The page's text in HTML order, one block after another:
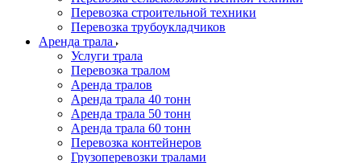
Перевозка строительной техники
Перевозка трубоукладчиков
Аренда трала
Услуги трала
Перевозка тралом
Аренда тралов
Аренда трала 40 тонн
Аренда трала 50 тонн
Аренда трала 60 тонн
Перевозка контейнеров
Грузоперевозки тралами